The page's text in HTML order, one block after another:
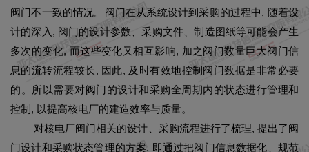
阀门不一致的情况。阀门在从系统设计到采购的过程中, 随着设
计的深入, 阀门的设计参数、采购文件、制造图纸等可能会产生
多次的变化, 而这些变化又相互影响, 加之阀门数量巨大阀门信
息的流转流程较长, 因此, 及时有效地控制阀门数据是非常必要
的。所以需要对阀门的设计和采购全周期内的状态进行管理和
控制, 以提高核电厂的建造效率与质量。
对核电厂阀门相关的设计、采购流程进行了梳理, 提出了阀
门设计和采购状态管理的方案, 即通过把阀门信息数据化、规范